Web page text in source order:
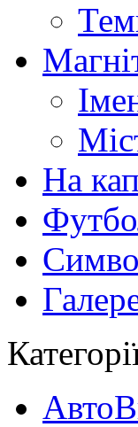
На